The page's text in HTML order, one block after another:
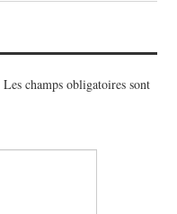
Les champs obligatoires sont